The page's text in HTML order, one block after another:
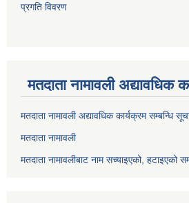
प्रगति विवरण
मतदाता नामावली अद्यावधिक
मतदाता नामावली अद्यावधिक कार्यक्रम सम्बन्धि
मतदाता नामावली
मतदाता नामावलीबाट नाम सच्याइएको, हटाइएको